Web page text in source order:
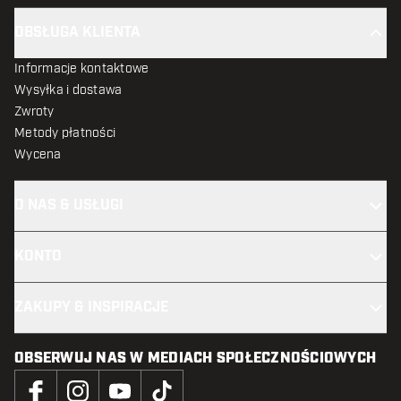
Informacje kontaktowe
Wysyłka i dostawa
Zwroty
Metody płatności
Wycena
OBSERWUJ NAS W MEDIACH SPOŁECZNOŚCIOWYCH